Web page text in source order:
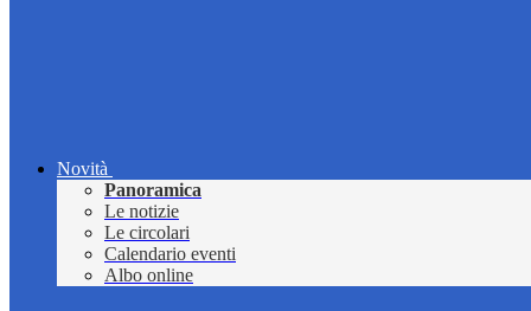
Novità
Panoramica
Le notizie
Le circolari
Calendario eventi
Albo online